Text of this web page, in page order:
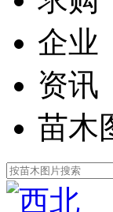
企业
资讯
苗木